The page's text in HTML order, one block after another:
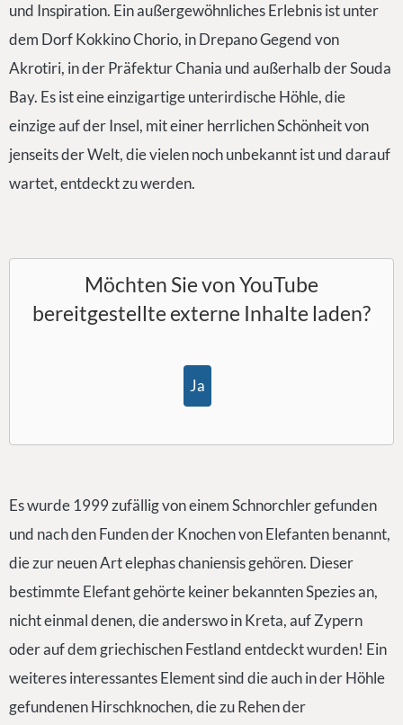
und Inspiration. Ein außergewöhnliches Erlebnis ist unter
dem Dorf Kokkino Chorio, in Drepano Gegend von
Akrotiri, in der Präfektur Chania und außerhalb der Souda
Bay. Es ist eine einzigartige unterirdische Höhle, die
einzige auf der Insel, mit einer herrlichen Schönheit von
jenseits der Welt, die vielen noch unbekannt ist und darauf
wartet, entdeckt zu werden.
Möchten Sie vonYouTube
bereitgestellte externe Inhalte laden?
Ja
Es wurde 1999 zufällig von einem Schnorchler gefunden
und nach den Funden der Knochen von Elefanten benannt,
die zur neuen Art elephas chaniensis gehören. Dieser
bestimmte Elefant gehörte keiner bekannten Spezies an,
nicht einmal denen, die anderswo in Kreta, auf Zypern
oder auf dem griechischen Festland entdeckt wurden! Ein
weiteres interessantes Element sind die auch in der Höhle
gefundenen Hirschknochen, die zu Rehen der